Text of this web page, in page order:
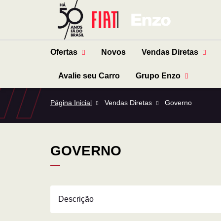
Ofertas Novos Vendas Diretas
Avalie seu Carro Grupo Enzo
Página Inicial Vendas Diretas Governo
GOVERNO
Descrição